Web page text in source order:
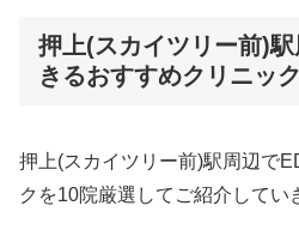
押上(スカイツリー前)
きるおすすめクリニッ
押上(スカイツリー前)駅周辺で
クを10院厳選してご紹介してい